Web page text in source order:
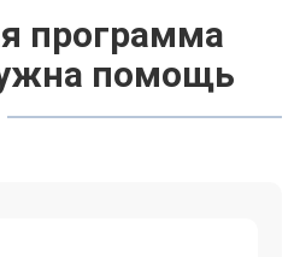
программа
помощь